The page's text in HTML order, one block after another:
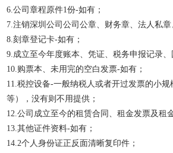
6.公司章程原件1份-如有；
7.注销深圳公司公司公章、财务章、法人私章
8.刻章登记卡-如有；
9.成立至今年度账本、凭证、税务申报记录
10.购票本、未用完的空白发票-如有；
11.税控设备-一般纳税人或者开过发票的小
等），没有则不用提供；
12.公司成立至今的租赁合同、租金发票及租
13.其他证件资料-如有；
14.2个人身份证正反面清晰复印件；